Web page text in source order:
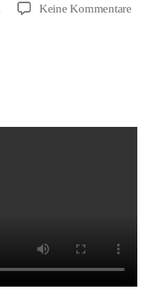
Keine Kommentarezu